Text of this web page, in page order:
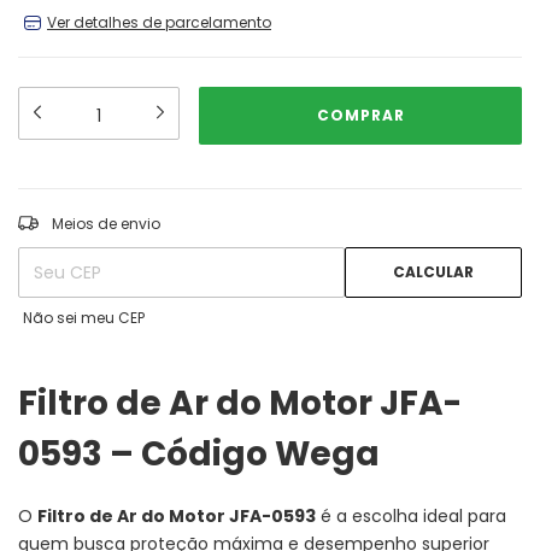
Ver detalhes de parcelamento
Entregas para o CEP:
Meios de envio
CALCULAR
Não sei meu CEP
Filtro de Ar do Motor JFA-
0593 – Código Wega
O Filtro de Ar do Motor JFA-0593 é a escolha ideal para
quem busca proteção máxima e desempenho superior